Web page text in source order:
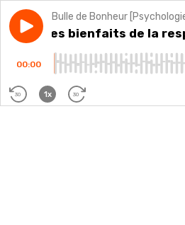
Play episode#218 - Les bienfaits
Bulle de Bonheur
#218 - Les bienfaits de la
00:00
30 1x 30